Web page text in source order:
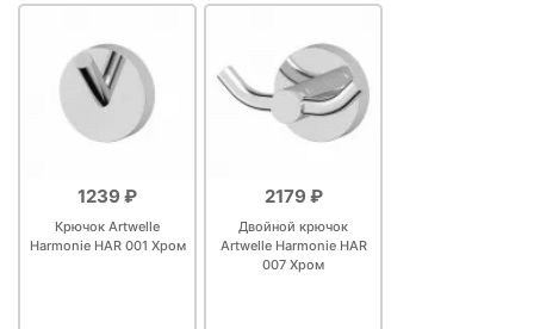
1239 ₽
Крючок Artwelle
Harmonie HAR 001 Хром
2179 ₽
Двойной крючок
Artwelle Harmonie HAR
007 Хром